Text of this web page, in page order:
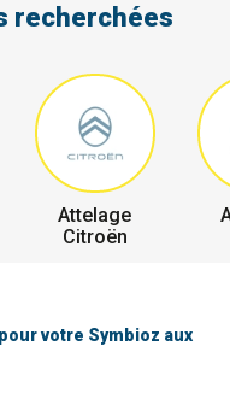
recherchées
Attelage
Citroën
votre Symbioz aux